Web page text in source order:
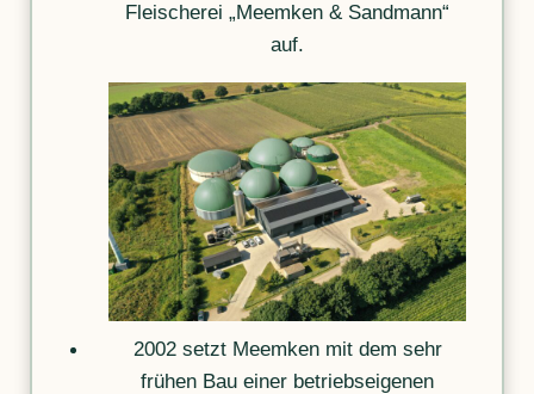
Fleischerei „Meemken & Sandmann“
auf.
2002 setzt Meemken mit dem sehr
frühen Bau einer betriebseigenen